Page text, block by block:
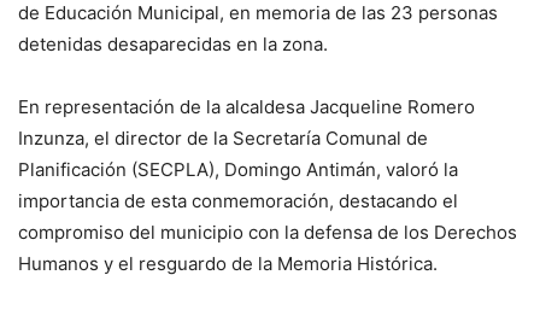
de Educación Municipal, en memoria de las 23 personas
detenidas desaparecidas en la zona.
En representación de la alcaldesa Jacqueline Romero
Inzunza, el director de la Secretaría Comunal de
Planificación (SECPLA), Domingo Antimán, valoró la
importancia de esta conmemoración, destacando el
compromiso del municipio con la defensa de los Derechos
Humanos y el resguardo de la Memoria Histórica.